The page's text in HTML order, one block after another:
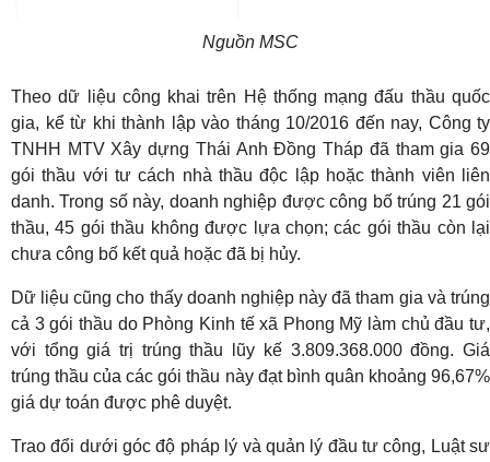
Nguồn MSC
Theo dữ liệu công khai trên Hệ thống mạng đấu thầu quốc
gia, kể từ khi thành lập vào tháng 10/2016 đến nay, Công ty
TNHH MTV Xây dựng Thái Anh Đồng Tháp đã tham gia 69
gói thầu với tư cách nhà thầu độc lập hoặc thành viên liên
danh. Trong số này, doanh nghiệp được công bố trúng 21 gói
thầu, 45 gói thầu không được lựa chọn; các gói thầu còn lại
chưa công bố kết quả hoặc đã bị hủy.
Dữ liệu cũng cho thấy doanh nghiệp này đã tham gia và trúng
cả 3 gói thầu do Phòng Kinh tế xã Phong Mỹ làm chủ đầu tư,
với tổng giá trị trúng thầu lũy kế 3.809.368.000 đồng. Giá
trúng thầu của các gói thầu này đạt bình quân khoảng 96,67%
giá dự toán được phê duyệt.
Trao đổi dưới góc độ pháp lý và quản lý đầu tư công, Luật sư